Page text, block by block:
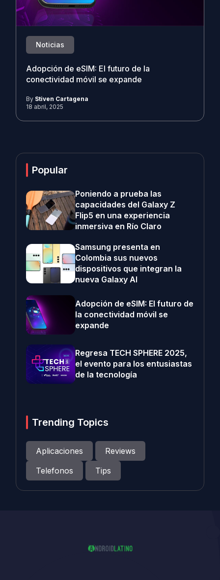
Noticias
Adopción de eSIM: El futuro de la
conectividad móvil se expande
By Stiven Cartagena
18 abril, 2025
Popular
Poniendo a prueba las
capacidades del Galaxy Z
Flip5 en una experiencia
inmersiva en Río Claro
Samsung presenta en
Colombia sus nuevos
dispositivos que integran la
nueva Galaxy AI
Adopción de eSIM: El futuro de
la conectividad móvil se
expande
Regresa TECH SPHERE 2025,
el evento para los entusiastas
de la tecnología
Trending Topics
Aplicaciones
Reviews
Telefonos
Tips